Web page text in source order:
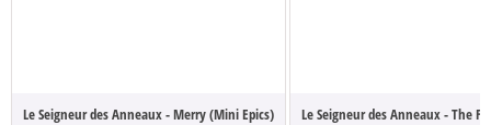
Le Seigneur des Anneaux - Merry (Mini Epics) Le Seigneur des Anneaux - The